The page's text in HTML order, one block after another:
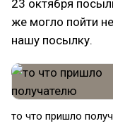
23 октября
же могло пойти
нашу посылку.
то что пришло